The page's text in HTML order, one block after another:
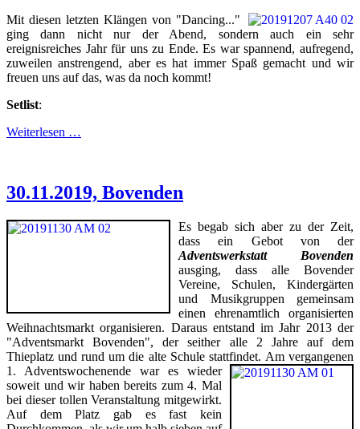
Mit diesen letzten Klängen von "Dancing..."
ging dann nicht nur der Abend, sondern auch ein sehr
ereignisreiches Jahr für uns zu Ende. Es war spannend, aufregend,
zuweilen anstrengend, aber es hat immer Spaß gemacht und wir
freuen uns auf das, was da noch kommt!
Setlist:
Weiterlesen …
30.11.2019, Bovenden
Es begab sich aber zu der Zeit,
dass ein Gebot von der
Adventswerkstatt Bovenden
ausging, dass alle Bovender
Vereine, Schulen, Kindergärten
und Musikgruppen gemeinsam
einen ehrenamtlich organisierten
Weihnachtsmarkt organisieren. Daraus entstand im Jahr 2013 der
"Adventsmarkt Bovenden", der seither alle 2 Jahre auf dem
Thieplatz und rund um die alte Schule stattfindet. Am vergangenen
1. Adventswochenende war es wieder
soweit und wir haben bereits zum 4. Mal
bei dieser tollen Veranstaltung mitgewirkt.
Auf dem Platz gab es fast kein